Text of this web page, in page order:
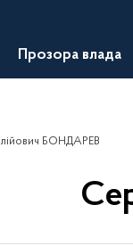
Прозора влада
БОНДАРЕВ